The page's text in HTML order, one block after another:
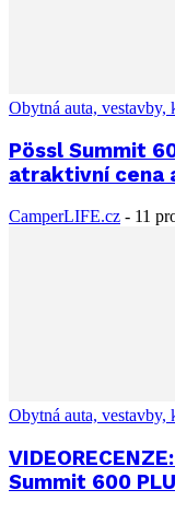
Obytná auta, vestavby,
Pössl Summit
atraktivní cena
CamperLIFE.cz - 11
Obytná auta, vestavby,
Summit 600